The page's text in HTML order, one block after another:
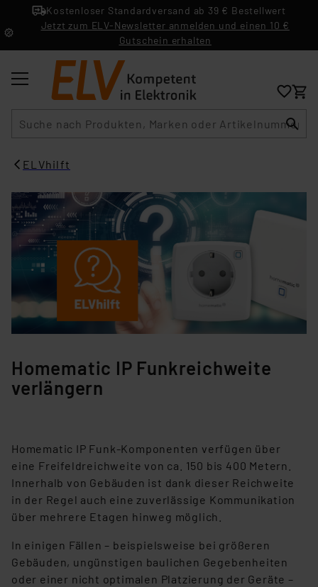
Kostenloser Standardversand ab 39 € Bestellwert
Jetzt zum ELV-Newsletter anmelden und einen 10 €
Gutschein erhalten
ELVhilft
Homematic IP Funkreichweite
verlängern
Homematic IP Funk-Komponenten verfügen über
eine Freifeldreichweite von ca. 150 bis 400 Metern.
Innerhalb von Gebäuden ist dank dieser Reichweite
in der Regel auch eine zuverlässige Kommunikation
über mehrere Etagen hinweg möglich.
In einigen Fällen – beispielsweise bei größeren
Gebäuden, ungünstigen baulichen Gegebenheiten
oder einer nicht optimalen Platzierung der Geräte –